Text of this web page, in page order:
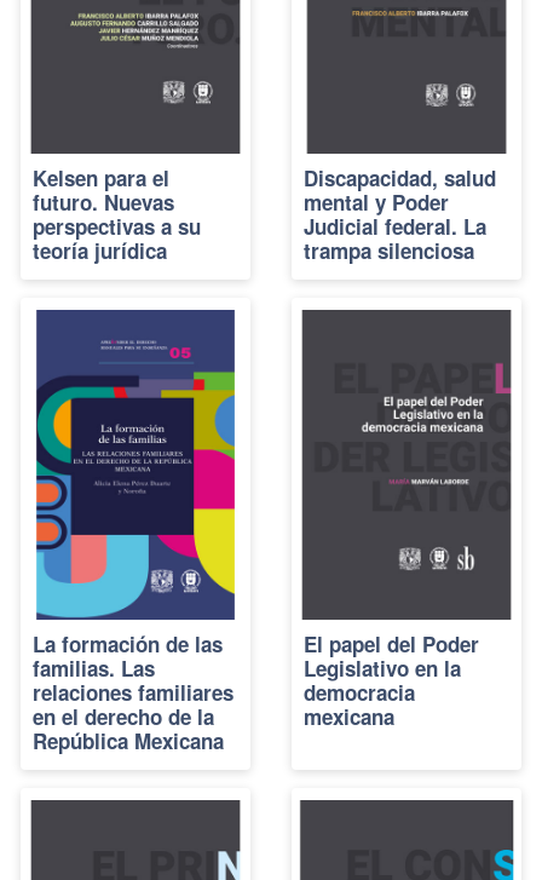
Kelsen para el
futuro. Nuevas
perspectivas a su
teoría jurídica
Discapacidad, salud
mental y Poder
Judicial federal. La
trampa silenciosa
La formación de las
familias. Las
relaciones familiares
en el derecho de la
República Mexicana
El papel del Poder
Legislativo en la
democracia
mexicana